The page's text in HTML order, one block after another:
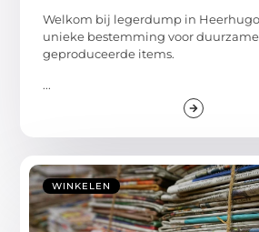
Welkom bij legerdump in
unieke bestemming voor
geproduceerde items.
...
WINKELEN